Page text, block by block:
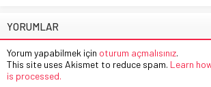
YORUMLAR
Yorum yapabilmek için oturum açmalısınız.
This site uses Akismet to reduce spam. Learn
is processed.